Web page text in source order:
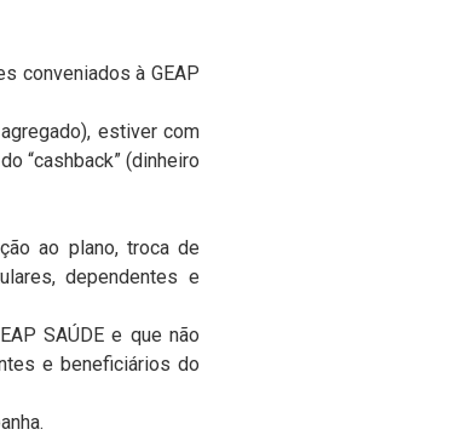
conveniados à GEAP
estiver com
“cashback” (dinheiro
ao plano, troca de
dependentes e
SAÚDE e que não
e beneficiários do